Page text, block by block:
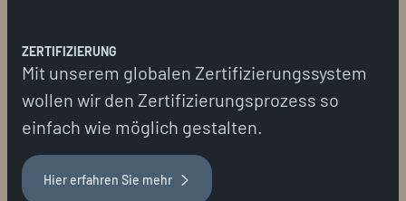
ZERTIFIZIERUNG
Mit unserem globalen Zertifizierungssystem
wollen wir den Zertifizierungsprozess so
einfach wie möglich gestalten.
Hier erfahren Sie mehr